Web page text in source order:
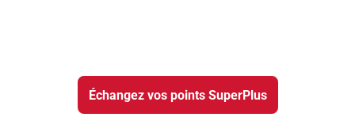
Échangez vos points SuperPlus